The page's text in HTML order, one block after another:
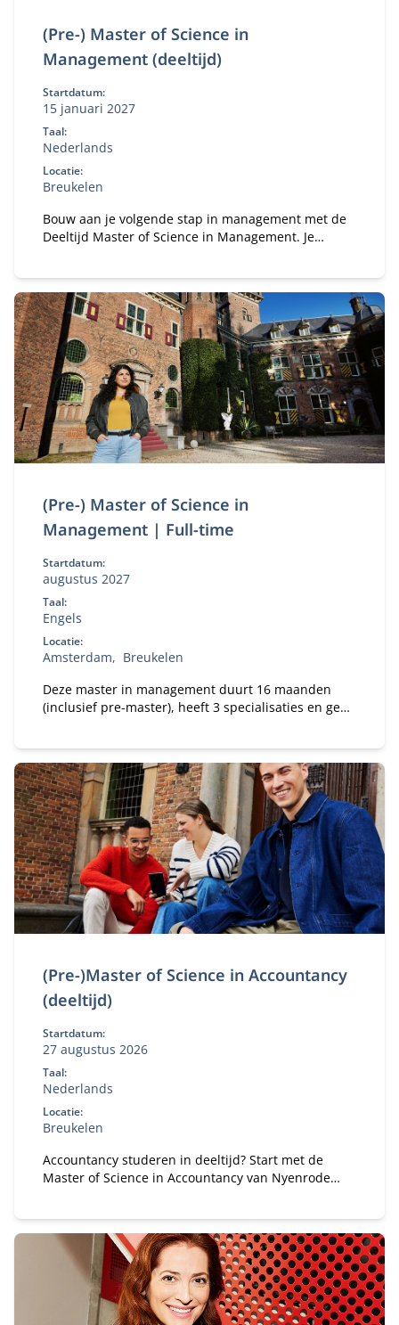
(Pre-) Master of Science in
Management (deeltijd)
Startdatum:
15 januari 2027
Taal:
Nederlands
Locatie:
Breukelen
Bouw aan je volgende stap in management met de
Deeltijd Master of Science in Management. Je
strategisch inzicht. Zo ontwikkel je jezelf tot een
leider of ondernemer die richting geeft,
verantwoordelijkheid neemt en oog houdt voor
mens, organisatie en maatschappij.
(Pre-) Master of Science in
Management | Full-time
Startdatum:
augustus 2027
Taal:
Engels
Locatie:
Amsterdam
Breukelen
Deze master in management duurt 16 maanden
(inclusief pre-master), heeft 3 specialisaties en geeft
(Pre-)Master of Science in Accountancy
(deeltijd)
Startdatum:
27 augustus 2026
Taal:
Nederlands
Locatie:
Breukelen
Accountancy studeren in deeltijd? Start met de
Master of Science in Accountancy van Nyenrode